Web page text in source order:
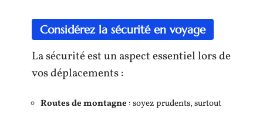
Considérez la sécurité en voyage
La sécurité est un aspect essentiel lors de
vos déplacements :
Routes de montagne : soyez prudents, surtout